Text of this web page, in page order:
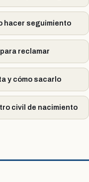
hacer seguimiento
reclamar
y cómo sacarlo
civil de nacimiento